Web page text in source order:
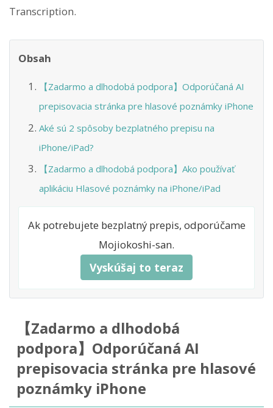
Transcription.
Obsah
【Zadarmo a dlhodobá podpora】Odporúčaná AI
prepisovacia stránka pre hlasové poznámky iPhone
Aké sú 2 spôsoby bezplatného prepisu na
iPhone/iPad?
【Zadarmo a dlhodobá podpora】Ako používať
aplikáciu Hlasové poznámky na iPhone/iPad
Ak potrebujete bezplatný prepis, odporúčame
Mojiokoshi-san.
Vyskúšaj to teraz
【Zadarmo a dlhodobá
podpora】Odporúčaná AI
prepisovacia stránka pre hlasové
poznámky iPhone